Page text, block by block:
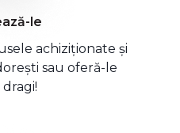
le
achiziționate și
sau oferă-le